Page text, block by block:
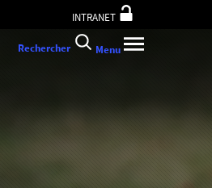
INTRANET
Rechercher Menu